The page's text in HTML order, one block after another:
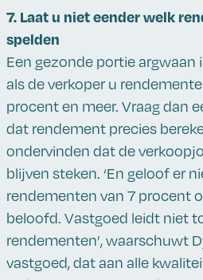
7. Laat u niet eender welk
spelden
Een gezonde portie argwaan
als de verkoper u
procent en meer. Vraag dan
dat rendement precies
ondervinden dat de
blijven steken. ‘En geloof er
rendementen van 7 procent
beloofd. Vastgoed leidt niet
rendementen’, waarschuwt
vastgoed, dat aan alle